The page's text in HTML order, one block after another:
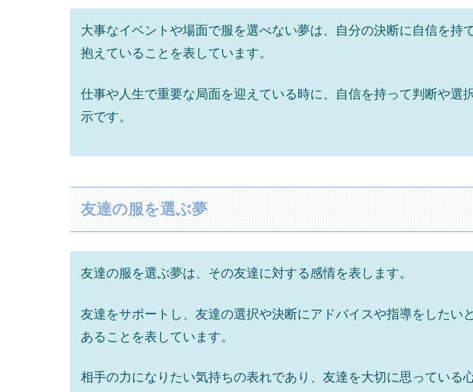
大事なイベントや場面で服を選べない夢は、自分の決断に自信を持
抱えていることを表しています。
仕事や人生で重要な局面を迎えている時に、自信を持って判断や選
示です。
友達の服を選ぶ夢
友達の服を選ぶ夢は、その友達に対する感情を表します。
友達をサポートし、友達の選択や決断にアドバイスや指導をしたい
あることを表しています。
相手の力になりたい気持ちの表れであり、友達を大切に思っている